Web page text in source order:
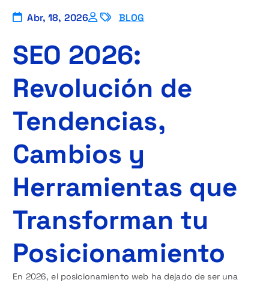
Abr, 18, 2026 BLOG
SEO 2026:
Revolución de
Tendencias,
Cambios y
Herramientas que
Transforman tu
Posicionamiento
En 2026, el posicionamiento web ha dejado de ser una